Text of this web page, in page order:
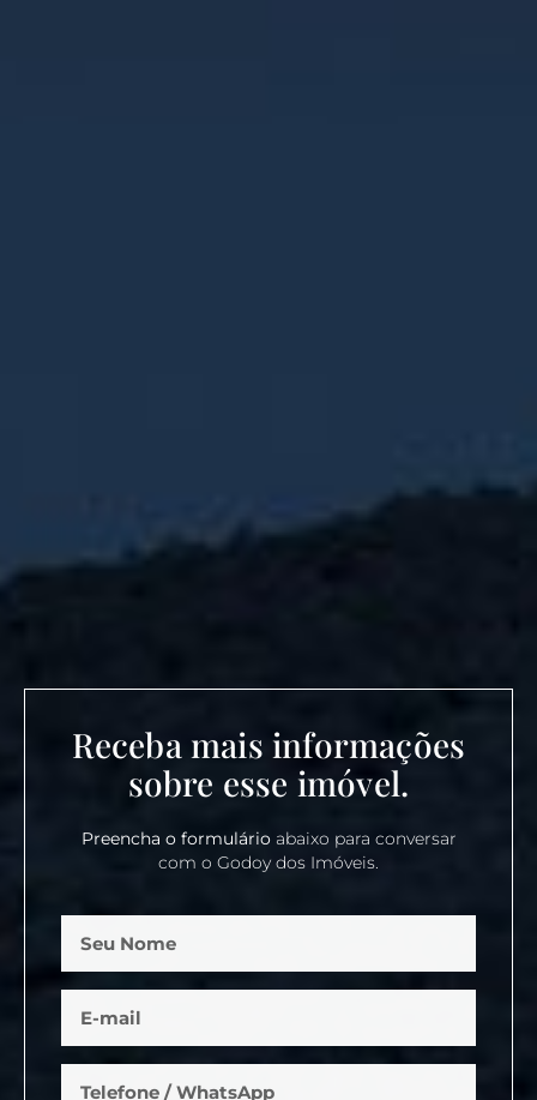
Receba mais informações
sobre esse imóvel.
Preencha o formulárioabaixo para conversar
com o Godoy dos Imóveis.